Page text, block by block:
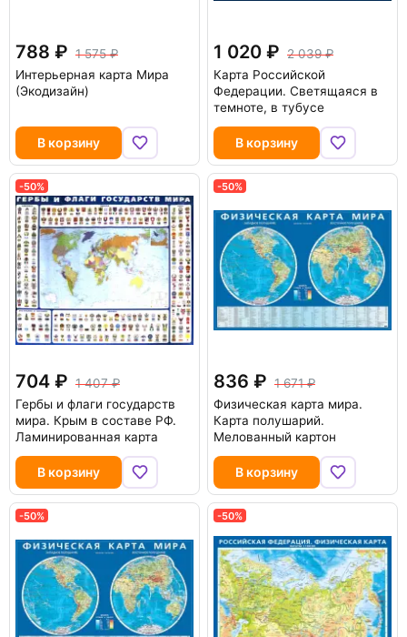
788
1 575
Интерьерная карта Мира
(Экодизайн)
В корзину
1 020
2 039
Карта Российской
Федерации. Светящаяся в
темноте, в тубусе
В корзину
-50%
704
1 407
Гербы и флаги государств
мира. Крым в составе РФ.
Ламинированная карта
В корзину
-50%
836
1 671
Физическая карта мира.
Карта полушарий.
Мелованный картон
В корзину
-50% -50%